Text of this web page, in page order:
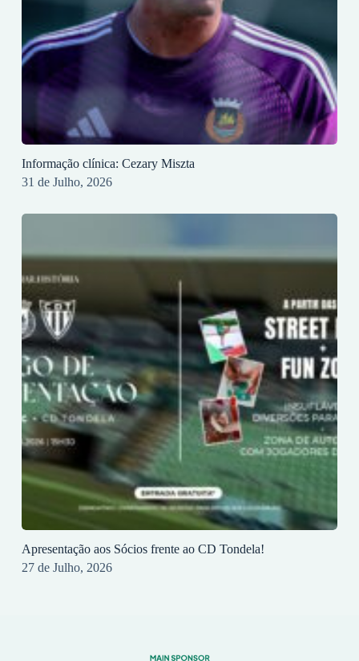
Informação clínica: Cezary Miszta
31 de Julho, 2026
Apresentação aos Sócios frente ao CD Tondela!
27 de Julho, 2026